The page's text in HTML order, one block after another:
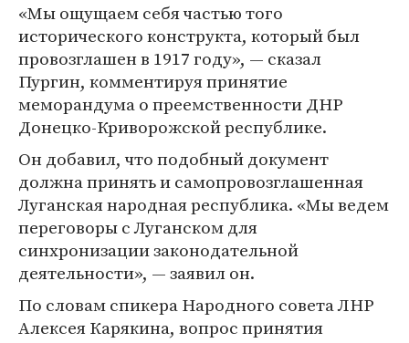
«Мы ощущаем себя частью того
исторического конструкта, который был
провозглашен в 1917 году», — сказал
Пургин, комментируя принятие
меморандума о преемственности ДНР
Донецко-Криворожской республике.
Он добавил, что подобный документ
должна принять и самопровозглашенная
Луганская народная республика. «Мы ведем
переговоры с Луганском для
синхронизации законодательной
деятельности», — заявил он.
По словам спикера Народного совета ЛНР
Алексея Карякина, вопрос принятия